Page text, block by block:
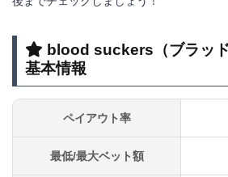
フリースピンはある？
Q.blood suckers（ブラッ
禁止ゲームに指定されてい
Q.blood suckers2（ブラ
2）との違いは？
blood suckers （ブラッ
基本情報
ペイアウト率
最低/最大ベット額